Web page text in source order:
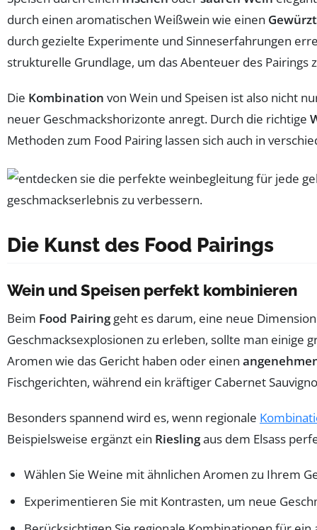
durch einen aromatischen Weißwein wie einen
durch gezielte Experimente und Sinneserfahrungen
strukturelle Grundlage, um das Abenteuer des Pairings
Die Kombination von Wein und Speisen ist also nicht
neuer Geschmackshorizonte anregt. Durch die richtige
Methoden zum Food Pairing lassen sich auch in
Die Kunst des Food Pairings
Wein und Speisen perfekt kombinieren
Beim Food Pairinggeht es darum, eine neue
Geschmacksexplosionen zu erleben, sollte man einige
Aromen wie das Gericht haben oder einen
Fischgerichten, während ein kräftiger Cabernet
Besonders spannend wird es, wenn regionale
Beispielsweise ergänzt ein Rieslingaus dem Elsass
Wählen Sie Weine mit ähnlichen Aromen zu Ihrem
Experimentieren Sie mit Kontrasten, um neue